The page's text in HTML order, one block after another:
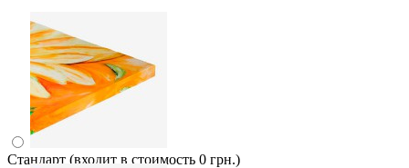
Стандарт (входит в стоимость 0 грн.)